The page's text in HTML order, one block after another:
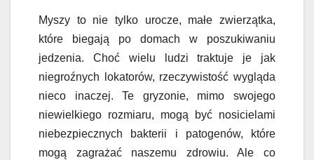
Myszy to nie tylko urocze, małe zwierzątka,
które biegają po domach w poszukiwaniu
jedzenia. Choć wielu ludzi traktuje je jak
niegroźnych lokatorów, rzeczywistość wygląda
nieco inaczej. Te gryzonie, mimo swojego
niewielkiego rozmiaru, mogą być nosicielami
niebezpiecznych bakterii i patogenów, które
mogą zagrażać naszemu zdrowiu. Ale co